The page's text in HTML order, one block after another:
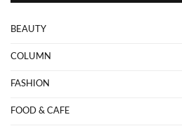
BEAUTY
COLUMN
FASHION
FOOD & CAFE